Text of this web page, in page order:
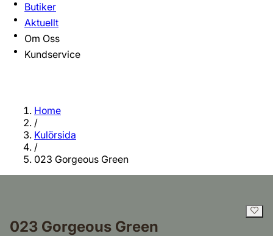
Butiker
Aktuellt
Om Oss
Kundservice
Home
/
Kulörsida
/
023 Gorgeous Green
023 Gorgeous Green